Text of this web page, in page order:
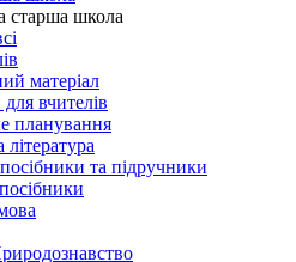
старша школа
матеріал
вчителів
планування
та підручники